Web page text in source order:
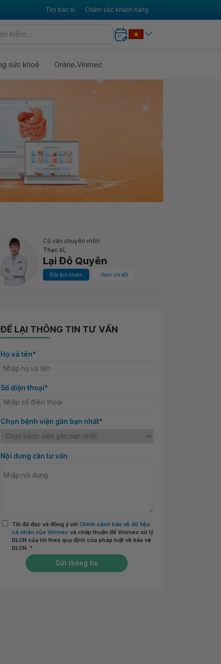
Tìm bác sĩ Chăm sóc khách hàng
sức khoẻ Online.Vinmec
Cố vấn chuyên môn
Thạc sĩ,
Lại Đỗ Quyên
Đặt lịch khám Xem chi tiết
ĐỂ LẠI THÔNG TIN TƯ VẤN
Họ và tên*
Số điện thoại*
Chọn bệnh viện gần bạn nhất*
Nội dung cần tư vấn
Tôi đã đọc và đồng ý với Chính sách bảo vệ dữ liệu
cá nhân của Vinmec và chấp thuận để Vinmec xử lý
DLCN của tôi theo quy định của pháp luật về bảo vệ
DLCN. *
Gửi thông tin